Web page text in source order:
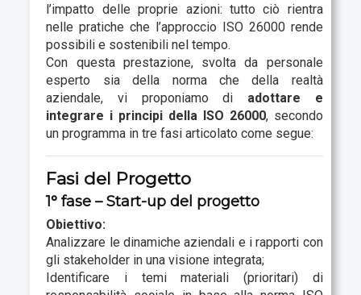
l’impatto delle proprie azioni: tutto ciò rientra
nelle pratiche che l’approccio ISO 26000 rende
possibili e sostenibili nel tempo.
Con questa prestazione, svolta da personale
esperto sia della norma che della realtà
aziendale, vi proponiamo di adottare e
integrare i principi della ISO 26000, secondo
un programma in tre fasi articolato come segue:
Fasi del Progetto
1° fase – Start-up del progetto
Obiettivo:
Analizzare le dinamiche aziendali e i rapporti con
gli stakeholder in una visione integrata;
Identificare i temi materiali (prioritari) di